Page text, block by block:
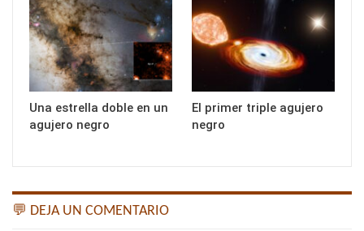
Una estrella doble en un
agujero negro
El primer triple agujero
negro
💬 DEJA UN COMENTARIO